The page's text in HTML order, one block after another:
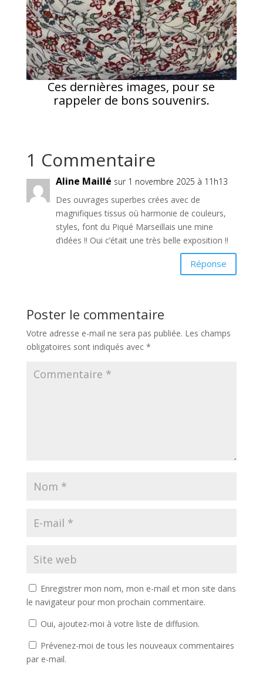
Ces dernières images, pour se
rappeler de bons souvenirs.
1 Commentaire
Aline Maillé sur 1 novembre 2025 à 11h13
Des ouvrages superbes crées avec de
magnifiques tissus où harmonie de couleurs,
styles, font du Piqué Marseillais une mine
d’idées !! Oui c’était une très belle exposition !!
Réponse
Poster le commentaire
Votre adresse e-mail ne sera pas publiée. Les champs
obligatoires sont indiqués avec *
Enregistrer mon nom, mon e-mail et mon site dans
le navigateur pour mon prochain commentaire.
Oui, ajoutez-moi à votre liste de diffusion.
Prévenez-moi de tous les nouveaux commentaires
par e-mail.